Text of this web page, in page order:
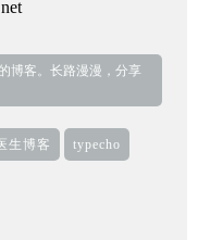
博客。长路漫漫，分享
生博客 typecho